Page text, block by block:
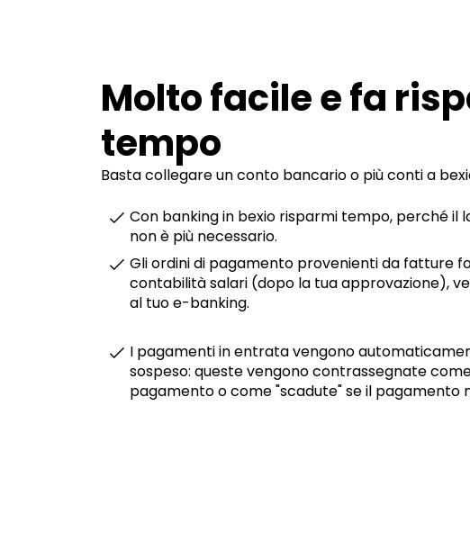
Molto facile e fa
tempo
Basta collegare un conto bancario o più conti a
Con banking in bexio risparmi tempo, perché il
non è più necessario.
Gli ordini di pagamento provenienti da fatture
contabilità salari (dopo la tua approvazione),
al tuo e-banking.
I pagamenti in entrata vengono
sospeso: queste vengono contrassegnate
pagamento o come "scadute" se il